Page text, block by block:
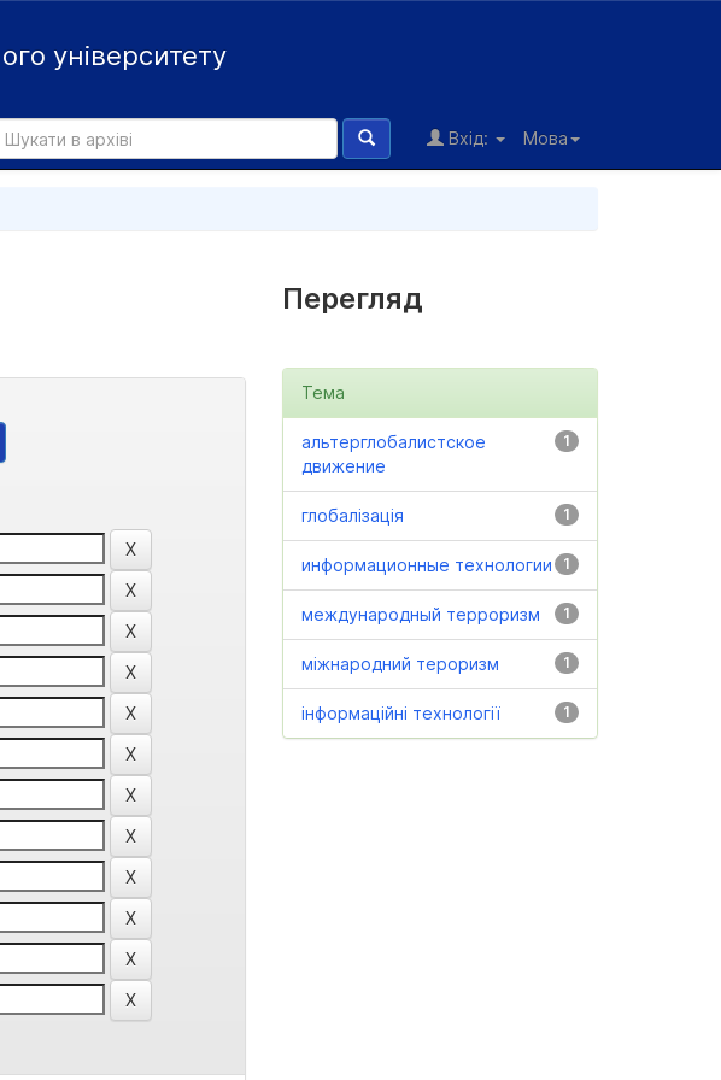
університету
Мова
Вхід:
Перегляд
Тема
1
альтерглобалистское
движение
1
глобалізація
1
информационные технологии
1
международный терроризм
1
міжнародний тероризм
1
інформаційні технології